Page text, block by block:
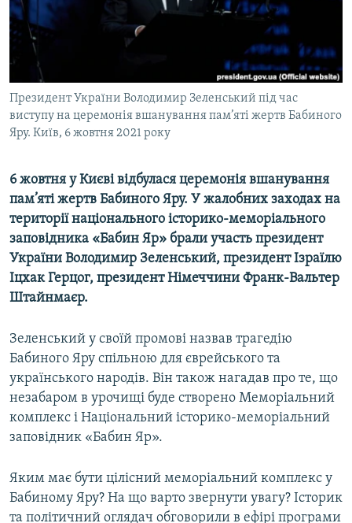
ВІДЕОУРОКИ «ELIFBE»
СВІДЧЕННЯ ОКУПАЦІЇ
УКРАЇНСЬКА ПРОБЛЕМА КРИМУ
ІНФОГРАФІКА
Русский
Qırımtatar
ДОЛУЧАЙСЯ!
Усі сайти RFE/RL
Президент України Володимир Зеленський під час
виступу на церемонія вшанування пам’яті жертв Бабиного
Яру. Київ, 6 жовтня 2021 року
6 жовтня у Києві відбулася церемонія вшанування
пам’яті жертв Бабиного Яру. У жалобних заходах на
території національного історико-меморіального
заповідника «Бабин Яр» брали участь президент
України Володимир Зеленський, президент Ізраїлю
Іцхак Герцог, президент Німеччини Франк-Вальтер
Штайнмаєр.
Зеленський у своїй промові назвав трагедію
Бабиного Яру спільною для єврейського та
українського народів. Він також нагадав про те, що
незабаром в урочищі буде створено Меморіальний
комплекс і Національний історико-меморіальний
заповідник «Бабин Яр».
Яким має бути цілісний меморіальний комплекс у
Бабиному Яру? На що варто звернути увагу? Історик
та політичний оглядач обговорили в ефірі програми